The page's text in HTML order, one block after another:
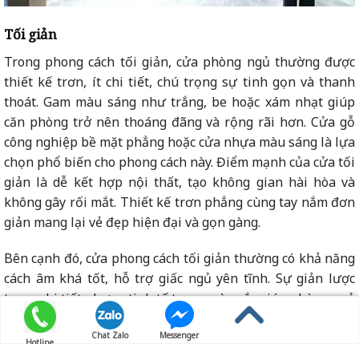
Tối giản
Trong phong cách tối giản, cửa phòng ngủ thường được
thiết kế trơn, ít chi tiết, chú trọng sự tinh gọn và thanh
thoát. Gam màu sáng như trắng, be hoặc xám nhạt giúp
căn phòng trở nên thoáng đãng và rộng rãi hơn. Cửa gỗ
công nghiệp bề mặt phẳng hoặc cửa nhựa màu sáng là lựa
chọn phổ biến cho phong cách này. Điểm mạnh của cửa tối
giản là dễ kết hợp nội thất, tạo không gian hài hòa và
không gây rối mắt. Thiết kế trơn phẳng cùng tay nắm đơn
giản mang lại vẻ đẹp hiện đại và gọn gàng.
Bên cạnh đó, cửa phong cách tối giản thường có khả năng
cách âm khá tốt, hỗ trợ giấc ngủ yên tĩnh. Sự giản lược
trong chi tiết nhưng tinh tế trong màu sắc giúp phòng ngủ
trở nên nhẹ nhàng và thanh lịch. Đây là lựa chọn lý tưởng
cho gia chủ yêu thích sự đơn giản nhưng vẫn muốn giữ
Chat Zalo Messenger